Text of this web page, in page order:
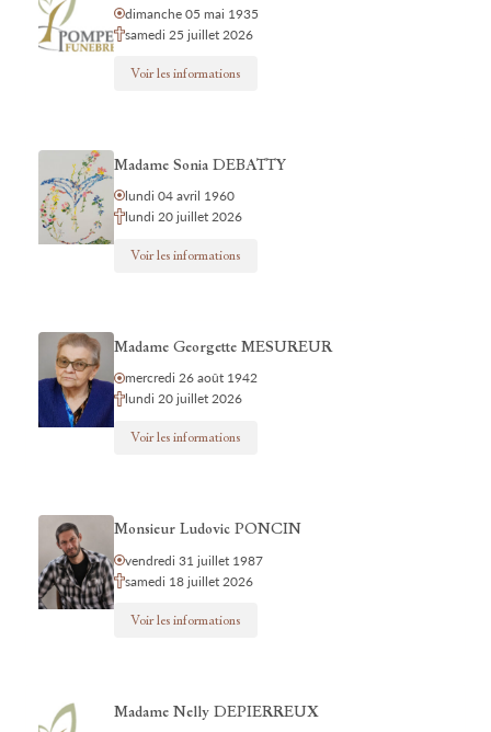
dimanche 05 mai 1935
samedi 25 juillet 2026
Voir les informations
Madame Sonia DEBATTY
lundi 04 avril 1960
lundi 20 juillet 2026
Voir les informations
Madame Georgette MESUREUR
mercredi 26 août 1942
lundi 20 juillet 2026
Voir les informations
Monsieur Ludovic PONCIN
vendredi 31 juillet 1987
samedi 18 juillet 2026
Voir les informations
Madame Nelly DEPIERREUX